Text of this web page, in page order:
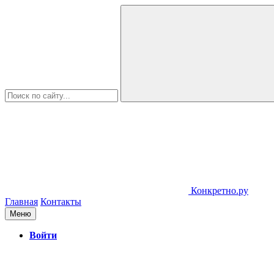
Конкретно.ру
Главная Контакты
Меню
Войти